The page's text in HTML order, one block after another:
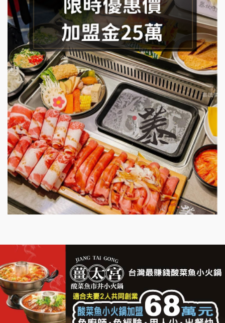
SHARE TEA歇腳亭加盟說明會
潮味決-湯滷專門店加盟說明會
鬍子茶加盟說明會
鮮茶道加盟說明會
微風亭鐵板燒加盟說明會
漫步藍咖啡加盟說明會
明石章魚燒加盟說明會
出櫃加盟說明會
千香漢堡加盟說明會
拉亞漢堡加盟說明會
杜芳子古味茶鋪加盟說明會
優握握×酸奶大獅加盟說明會